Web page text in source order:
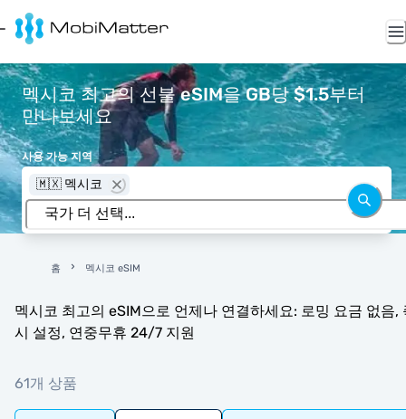
멕시코 최고의 선불 eSIM을 GB당 $1.5부터
만나보세요
사용 가능 지역
🇲🇽 멕시코
홈 멕시코 eSIM
멕시코 최고의 eSIM으로 언제나 연결하세요: 로밍 요금 없음,
시 설정, 연중무휴 24/7 지원
61개 상품